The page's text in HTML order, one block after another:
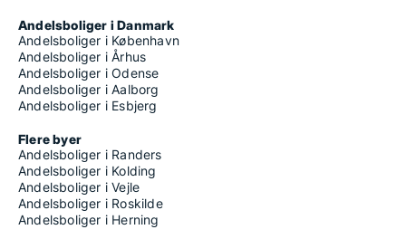
Andelsboliger i Danmark
Andelsboliger i København
Andelsboliger i Århus
Andelsboliger i Odense
Andelsboliger i Aalborg
Andelsboliger i Esbjerg
Flere byer
Andelsboliger i Randers
Andelsboliger i Kolding
Andelsboliger i Vejle
Andelsboliger i Roskilde
Andelsboliger i Herning